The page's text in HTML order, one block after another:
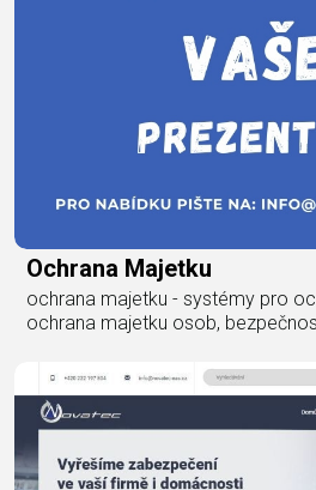
Ochrana Majetku
ochrana majetku - systémy pro
ochrana majetku osob,